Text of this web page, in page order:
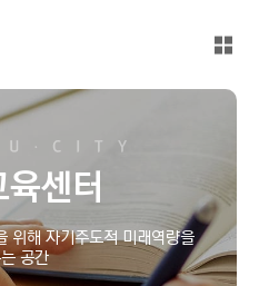
전체
센터
위해 자기주도적 미래역량을
공간